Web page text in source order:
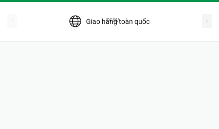
Giao hàng toàn quốc
prev